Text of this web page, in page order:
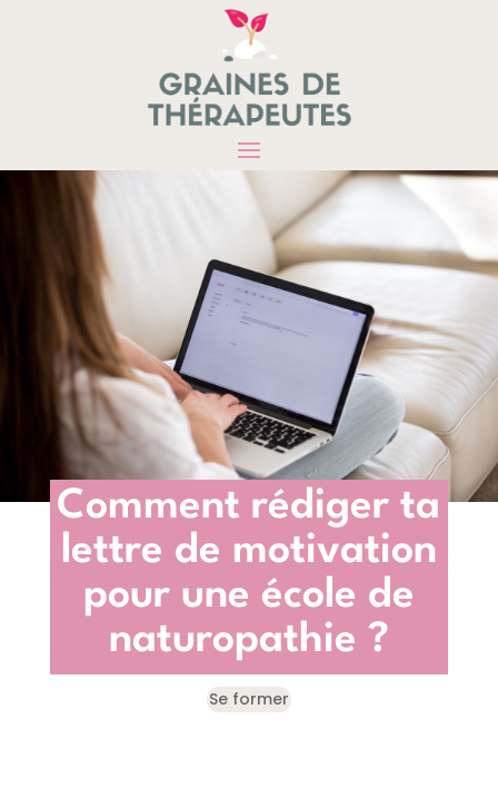
Comment rédiger ta
lettre de motivation
pour une école de
naturopathie ?
Se former